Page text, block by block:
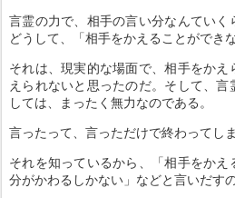
言霊の力で、相手の言い分なんていく
どうして、「相手をかえることができ
それは、現実的な場面で、相手をか
えられないと思ったのだ。そして、
しては、まったく無力なのである。
言ったって、言っただけで終わってしま
それを知っているから、「相手をか
分がかわるしかない」などと言いだすの